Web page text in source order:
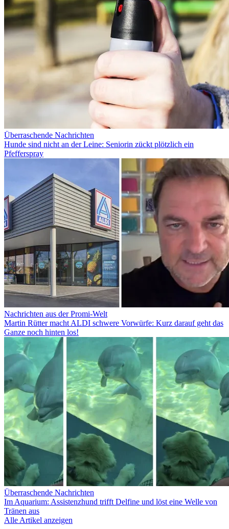
Überraschende Nachrichten
Hunde sind nicht an der Leine: Seniorin zückt plötzlich ein
Pfefferspray
Nachrichten aus der Promi-Welt
Martin Rütter macht ALDI schwere Vorwürfe: Kurz darauf geht das
Ganze noch hinten los!
Überraschende Nachrichten
Im Aquarium: Assistenzhund trifft Delfine und löst eine Welle von
Tränen aus
Alle Artikel anzeigen